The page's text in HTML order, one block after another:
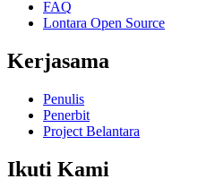
FAQ
Lontara Open Source
Kerjasama
Penulis
Penerbit
Project Belantara
Ikuti Kami